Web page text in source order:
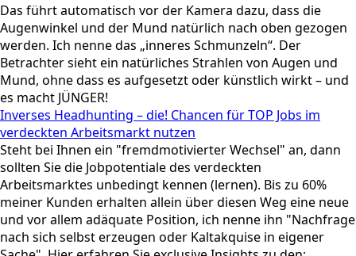
Das führt automatisch vor der Kamera dazu, dass die
Augenwinkel und der Mund natürlich nach oben gezogen
werden. Ich nenne das „inneres Schmunzeln“. Der
Betrachter sieht ein natürliches Strahlen von Augen und
Mund, ohne dass es aufgesetzt oder künstlich wirkt – und
es macht JÜNGER!
Inverses Headhunting – die! Chancen für TOP Jobs im
verdeckten Arbeitsmarkt nutzen
Steht bei Ihnen ein "fremdmotivierter Wechsel" an, dann
sollten Sie die Jobpotentiale des verdeckten
Arbeitsmarktes unbedingt kennen (lernen). Bis zu 60%
meiner Kunden erhalten allein über diesen Weg eine neue
und vor allem adäquate Position, ich nenne ihn "Nachfrage
nach sich selbst erzeugen oder Kaltakquise in eigener